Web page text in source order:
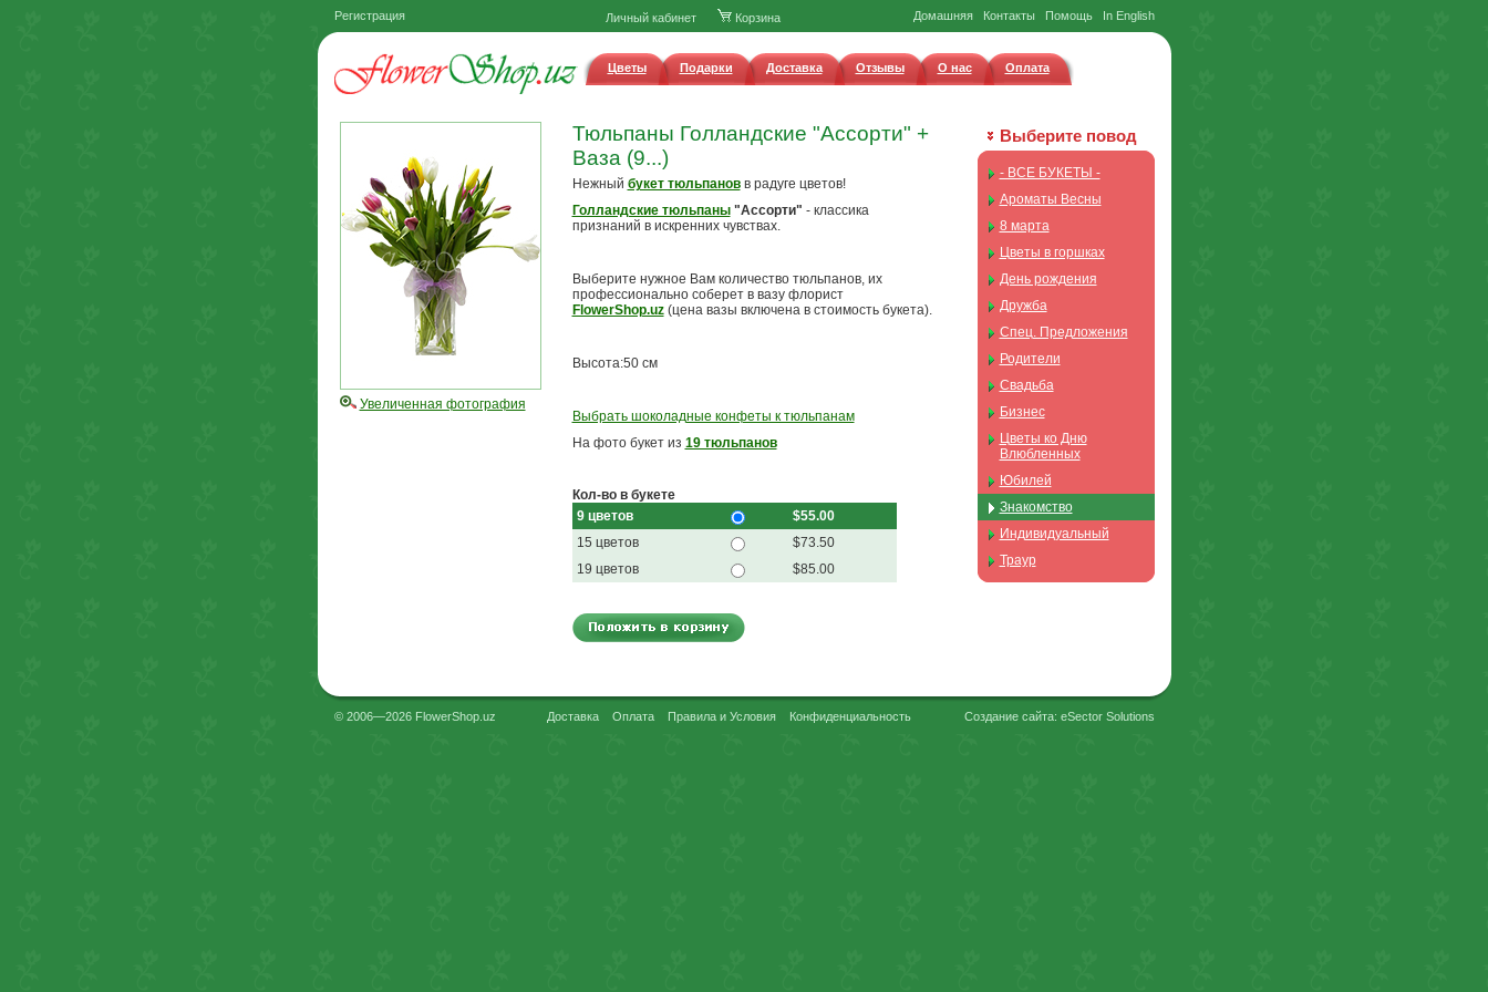
Регистрация Домашняя Контакты Помощь In English
Личный кабинет Корзина
Цветы Подарки Доставка Отзывы О нас Оплата
Увеличенная фотография
Тюльпаны Голландские "Ассорти" +
Ваза (9...)
Нежный букет тюльпановв радуге цветов!
Голландские тюльпаны "Ассорти" - классика
признаний в искренних чувствах.
Выберите нужное Вам количество тюльпанов, их
профессионально соберет в вазу флорист
FlowerShop.uz(цена вазы включена в стоимость букета).
Высота:50 см
Выбрать шоколадные конфеты к тюльпанам
На фото букет из 19 тюльпанов
Кол-во в букете
9 цветов
$55.00
15 цветов
$73.50
19 цветов
$85.00
Выберите повод
- ВСЕ БУКЕТЫ -
Ароматы Весны
8 марта
Цветы в горшках
День рождения
Дружба
Спец. Предложения
Родители
Свадьба
Бизнес
Цветы ко Дню
Влюбленных
Юбилей
Знакомство
Индивидуальный
Траур
© 2006—2026 FlowerShop.uz Доставка Оплата Правила и Условия Конфиденциальность Создание сайта: eSector Solutions